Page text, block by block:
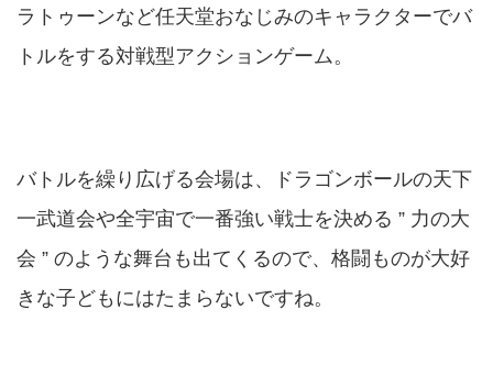
ラトゥーンなど任天堂おなじみのキャラクターでバ
トルをする対戦型アクションゲーム。
バトルを繰り広げる会場は、ドラゴンボールの天下
一武道会や全宇宙で一番強い戦士を決める ” 力の大
会 ” のような舞台も出てくるので、格闘ものが大好
きな子どもにはたまらないですね。